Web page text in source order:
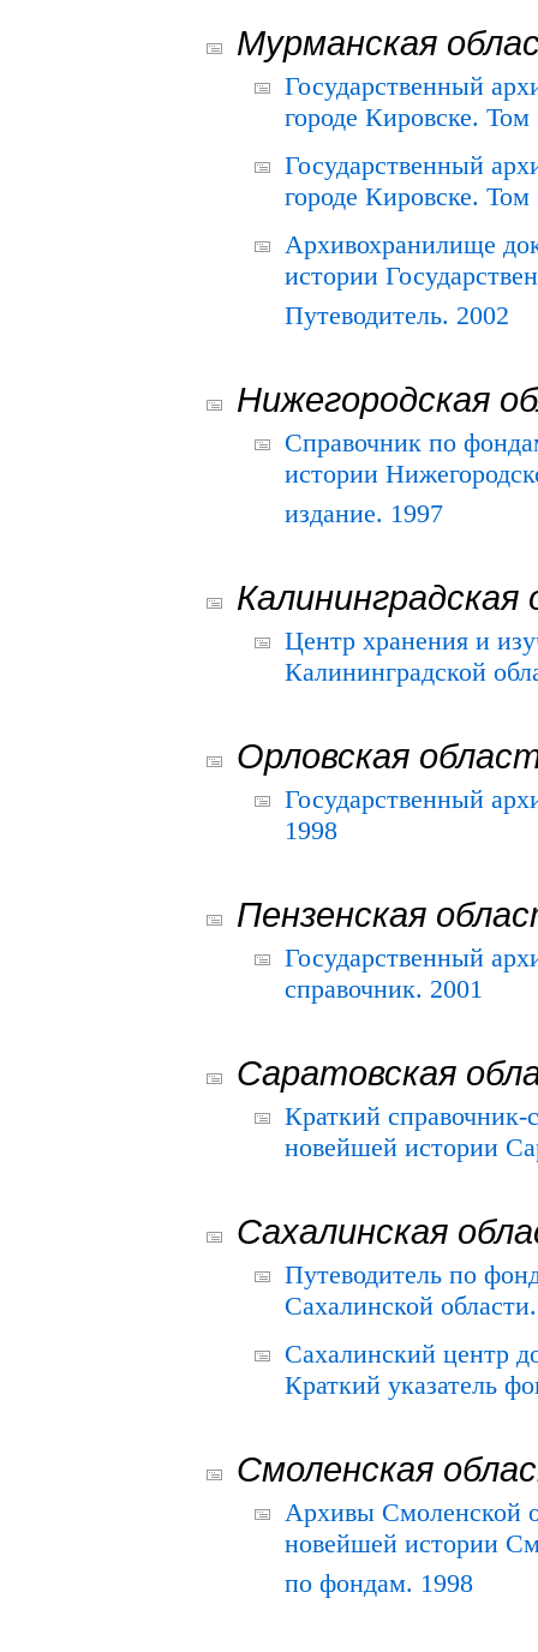
Мурманская
Государственный
городе Кировске.
Государственный
городе Кировске.
Архивохранилище
истории
Путеводитель. 2002
Нижегородская
Справочник по
истории
издание. 1997
Калининградская
Центр хранения и
Калининградской
Орловская
Государственный
1998
Пензенская
Государственный
справочник. 2001
Саратовская
Краткий
новейшей истории
Сахалинская
Путеводитель по
Сахалинской
Сахалинский центр
Краткий указатель
Смоленская
Архивы Смоленской
новейшей истории
по фондам. 1998